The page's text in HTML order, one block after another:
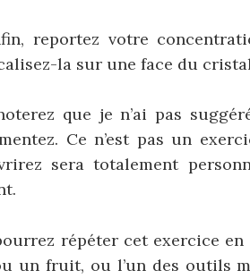
reportez votre
la sur une face du
que je n’ai pas
Ce n’est pas un
sera totalement
répéter cet exercice
un fruit, ou l’un des outils